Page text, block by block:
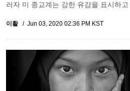
러자 미 종교계는 강한 유감을 표시하
이활 Jun 03, 2020 02:36 PM KST